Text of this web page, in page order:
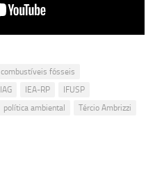
combustíveis fósseis
IAG IEA-RP
IFUSP
política ambiental
Tércio Ambrizzi